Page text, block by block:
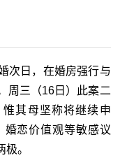
次日，在婚房强行与
周三（16日）此案二
其母坚称将继续申
婚恋价值观等敏感议
。